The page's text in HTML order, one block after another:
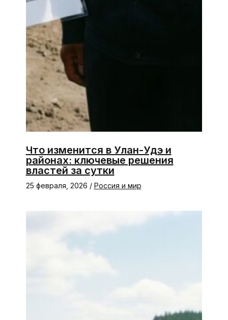
Что изменится в Улан-Удэ и
районах: ключевые решения
властей за сутки
25 февраля, 2026 / Россия и мир